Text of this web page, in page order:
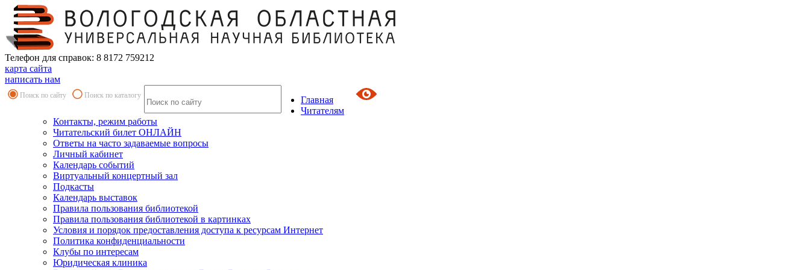
Телефон для справок: 8 8172 759212
карта сайта
написать нам
Поиск по сайту Поиск по каталогу
Главная
Читателям
Контакты, режим работы
Читательский билет ОНЛАЙН
Ответы на часто задаваемые вопросы
Личный кабинет
Календарь событий
Виртуальный концертный зал
Подкасты
Календарь выставок
Правила пользования библиотекой
Правила пользования библиотекой в картинках
Условия и порядок предоставления доступа к ресурсам Интернет
Политика конфиденциальности
Клубы по интересам
Юридическая клиника